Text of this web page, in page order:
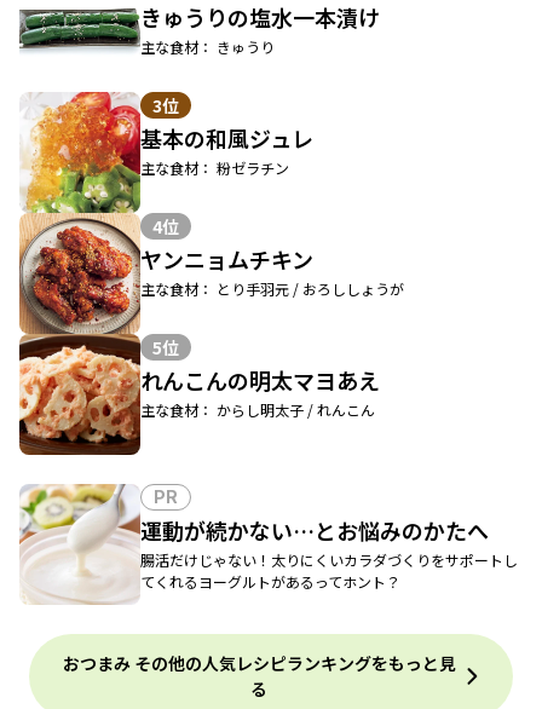
きゅうりの塩水一本漬け
主な食材： きゅうり
3位
基本の和風ジュレ
主な食材： 粉ゼラチン
4位
ヤンニョムチキン
主な食材： とり手羽元 / おろししょうが
5位
れんこんの明太マヨあえ
主な食材： からし明太子 / れんこん
PR
運動が続かない…とお悩みのかたへ
腸活だけじゃない！太りにくいカラダづくりをサポートし
てくれるヨーグルトがあるってホント？
おつまみ その他の人気レシピランキングをもっと見
る